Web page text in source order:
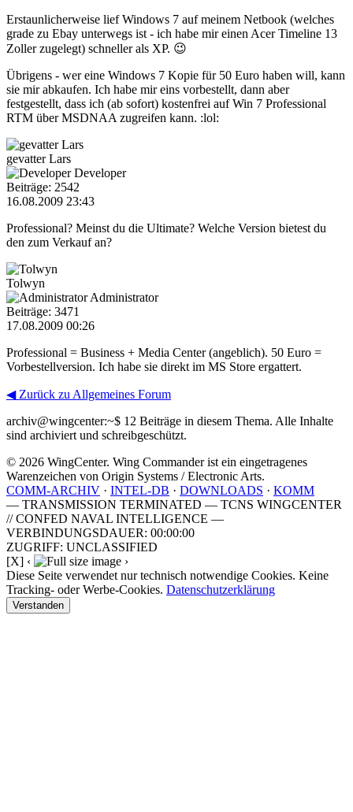
Erstaunlicherweise lief Windows 7 auf meinem Netbook (welches
grade zu Ebay unterwegs ist - ich habe mir einen Acer Timeline 13
Zoller zugelegt) schneller als XP. 😉
Übrigens - wer eine Windows 7 Kopie für 50 Euro haben will, kann
sie mir abkaufen. Ich habe mir eins vorbestellt, dann aber
festgestellt, dass ich (ab sofort) kostenfrei auf Win 7 Professional
RTM über MSDNAA zugreifen kann. :lol:
gevatter Lars
Developer
Beiträge: 2542
16.08.2009 23:43
Professional? Meinst du die Ultimate? Welche Version bietest du
den zum Verkauf an?
Tolwyn
Administrator
Beiträge: 3471
17.08.2009 00:26
Professional = Business + Media Center (angeblich). 50 Euro =
Vorbestellversion. Ich habe sie direkt im MS Store ergattert.
◀ Zurück zu Allgemeines Forum
archiv@wingcenter:~$ 12 Beiträge in diesem Thema. Alle Inhalte
sind archiviert und schreibgeschützt.
© 2026 WingCenter. Wing Commander ist ein eingetragenes
Warenzeichen von Origin Systems / Electronic Arts.
COMM-ARCHIV · INTEL-DB · DOWNLOADS · KOMM
— TRANSMISSION TERMINATED — TCNS WINGCENTER
// CONFED NAVAL INTELLIGENCE —
VERBINDUNGSDAUER: 00:00:00
ZUGRIFF: UNCLASSIFIED
[X] ‹
›
Diese Seite verwendet nur technisch notwendige Cookies. Keine
Tracking- oder Werbe-Cookies. Datenschutzerklärung
Verstanden